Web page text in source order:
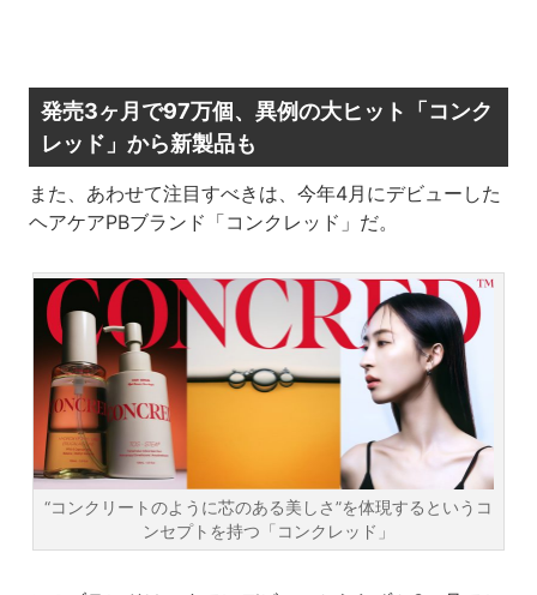
発売3ヶ月で97万個、異例の大ヒット「コンク
レッド」から新製品も
また、あわせて注目すべきは、今年4月にデビューした
ヘアケアPBブランド「コンクレッド」だ。
“コンクリートのように芯のある美しさ”を体現するというコ
ンセプトを持つ「コンクレッド」